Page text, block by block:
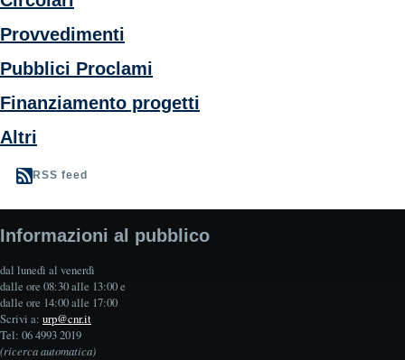
Provvedimenti
Pubblici Proclami
Finanziamento progetti
Altri
RSS feed
Informazioni al pubblico
dal lunedì al venerdì
dalle ore 08:30 alle 13:00 e
dalle ore 14:00 alle 17:00
Scrivi a: urp@cnr.it
Tel: 06 4993 2019
(ricerca automatica)